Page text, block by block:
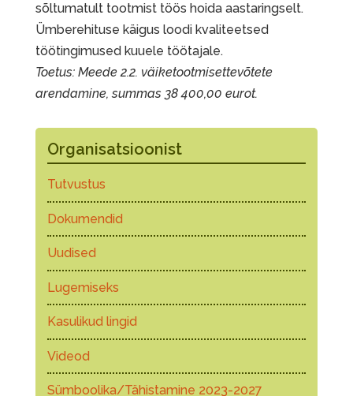
sõltumatult tootmist töös hoida aastaringselt.
Ümberehituse käigus loodi kvaliteetsed
töötingimused kuuele töötajale.
Toetus: Meede 2.2. väiketootmisettevõtete
arendamine, summas 38 400,00 eurot.
Organisatsioonist
Tutvustus
Dokumendid
Uudised
Lugemiseks
Kasulikud lingid
Videod
Sümboolika/Tähistamine 2023-2027